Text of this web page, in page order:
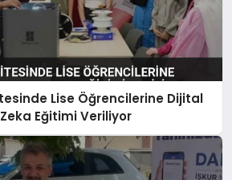
Lise Öğrencilerine Dijital
Eğitimi Veriliyor